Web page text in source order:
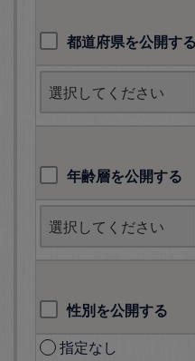
都道府県を公開する
年齢層を公開する
性別を公開する
指定なし